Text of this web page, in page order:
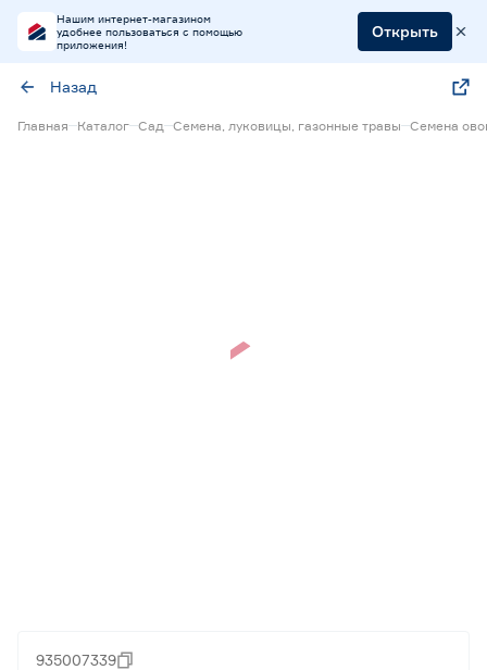
Нашим интернет-магазином
удобнее пользоваться с помощью
приложения!
Открыть
Назад
Главная Каталог Сад Семена, луковицы, газонные травы Семена
935007339